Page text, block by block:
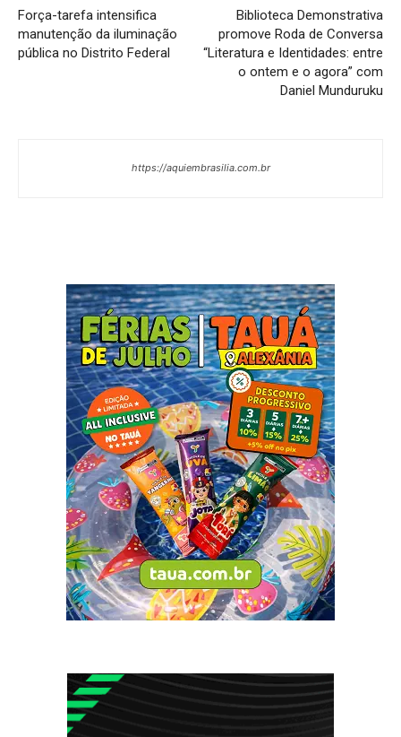
Força-tarefa intensifica
manutenção da iluminação
pública no Distrito Federal
Biblioteca Demonstrativa
promove Roda de Conversa
“Literatura e Identidades: entre
o ontem e o agora” com
Daniel Munduruku
https://aquiembrasilia.com.br